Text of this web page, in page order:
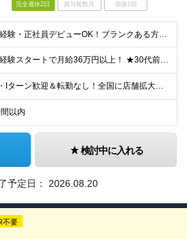
完全週休2日 賞与複数月 面接1回
★未経験・正社員デビューOK！ブランクある方も歓迎！ ■学歴不問 ▽当てはまる方は特に歓迎！ ◎何かしらの営業経験をお持ちの方 ◎接客や販売職の経験をお持ちの方 ◎買取業界の経験をお持ちの方
★未経験スタートで月給36万円以上！ ★30代前半で月収100万円の実績あり！ ★入社3ヶ月目で店長へ昇進した実績あり！ ■月給36万円～／スタッフ ■月給45万円～（一律手当含む）＋インセンティブ／
◎U・Iターン歓迎＆転勤なし！全国に店舗拡大中！ ◎マイカー通勤可 ※店舗による 《銀座》東京都中央区銀座5-15-18 (変更の範囲)上記を除く当社関連勤務地 ☆営業所以外の地域（全国）からの応
以内
検討中に入れる
予定日： 2026.08.20
不要